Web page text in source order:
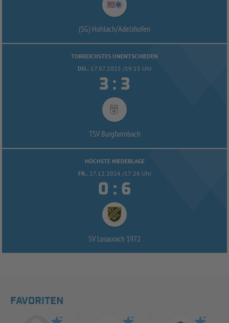
(SG) Hohlach/Adelshofen
TORREICHSTES UNENTSCHIEDEN
DO.. 17.07.2025 /19:15 Uhr
 : 
TSV Burgfarrnbach
HÖCHSTE NIEDERLAGE
FR.. 27.12.2024 /17:26 Uhr
 : 
SV Losaurach 1972
FAVORITEN